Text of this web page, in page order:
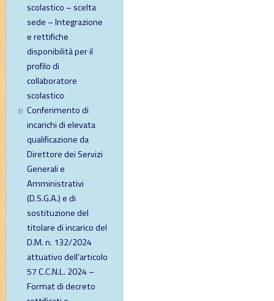
scolastico – scelta
sede – Integrazione
e rettifiche
disponibilità per il
profilo di
collaboratore
scolastico
Conferimento di
incarichi di elevata
qualificazione da
Direttore dei Servizi
Generali e
Amministrativi
(D.S.G.A.) e di
sostituzione del
titolare di incarico del
D.M. n. 132/2024
attuativo dell’articolo
57 C.C.N.L. 2024 –
Format di decreto